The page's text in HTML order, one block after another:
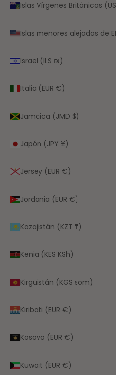
Islas Vírgenes Británicas
Islas menores alejadas de
Israel (ILS ₪)
Italia (EUR €)
Jamaica (JMD $)
Japón (JPY ¥)
Jersey (EUR €)
Jordania (EUR €)
Kazajistán (KZT ₸)
Kenia (KES KSh)
Kirguistán (KGS som)
Kiribati (EUR €)
Kosovo (EUR €)
Kuwait (EUR €)